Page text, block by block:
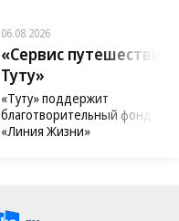
06.08.2026
«Сервис путешествий
Туту»
«Туту» поддержит
благотворительный фонд
«Линия Жизни»